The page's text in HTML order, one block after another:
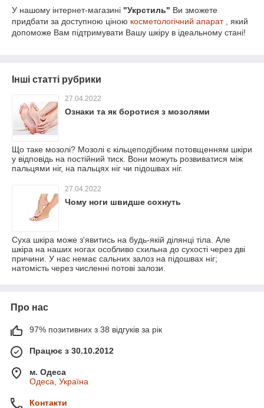
У нашому інтернет-магазині "Укрстиль" Ви зможете
придбати за доступною ціною косметологічний апарат, який
допоможе Вам підтримувати Вашу шкіру в ідеальному стані!
Інші статті рубрики
27.04.2022
Ознаки та як боротися з мозолями
Що таке мозолі? Мозолі є кільцеподібним потовщенням шкіри
у відповідь на постійний тиск. Вони можуть розвиватися між
пальцями ніг, на пальцях ніг чи підошвах ніг.
27.04.2022
Чому ноги швидше сохнуть
Суха шкіра може з'явитись на будь-якій ділянці тіла. Але
шкіра на наших ногах особливо схильна до сухості через дві
причини. У нас немає сальних залоз на підошвах ніг;
натомість через численні потові залози.
Про нас
97% позитивних з 38 відгуків за рік
Працює з 30.10.2012
м. Одеса
Одеса, Україна
Контакти